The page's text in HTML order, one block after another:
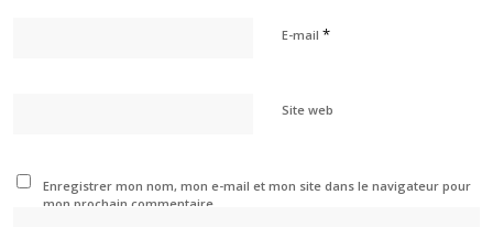
E-mail*
Site web
Enregistrer mon nom, mon e-mail et mon site dans le navigateur pour
mon prochain commentaire.